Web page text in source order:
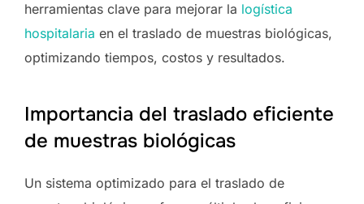
herramientas clave para mejorar la logística
hospitalaria en el traslado de muestras biológicas,
optimizando tiempos, costos y resultados.
Importancia del traslado eficiente
de muestras biológicas
Un sistema optimizado para el traslado de